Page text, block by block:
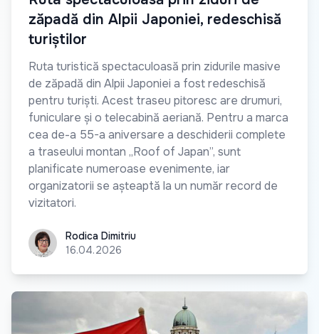
zăpadă din Alpii Japoniei, redeschisă
turiștilor
Ruta turistică spectaculoasă prin zidurile masive
de zăpadă din Alpii Japoniei a fost redeschisă
pentru turiști. Acest traseu pitoresc are drumuri,
funiculare și o telecabină aeriană. Pentru a marca
cea de-a 55-a aniversare a deschiderii complete
a traseului montan „Roof of Japan”, sunt
planificate numeroase evenimente, iar
organizatorii se așteaptă la un număr record de
vizitatori.
Rodica Dimitriu
Rodica Dimitriu
16.04.2026